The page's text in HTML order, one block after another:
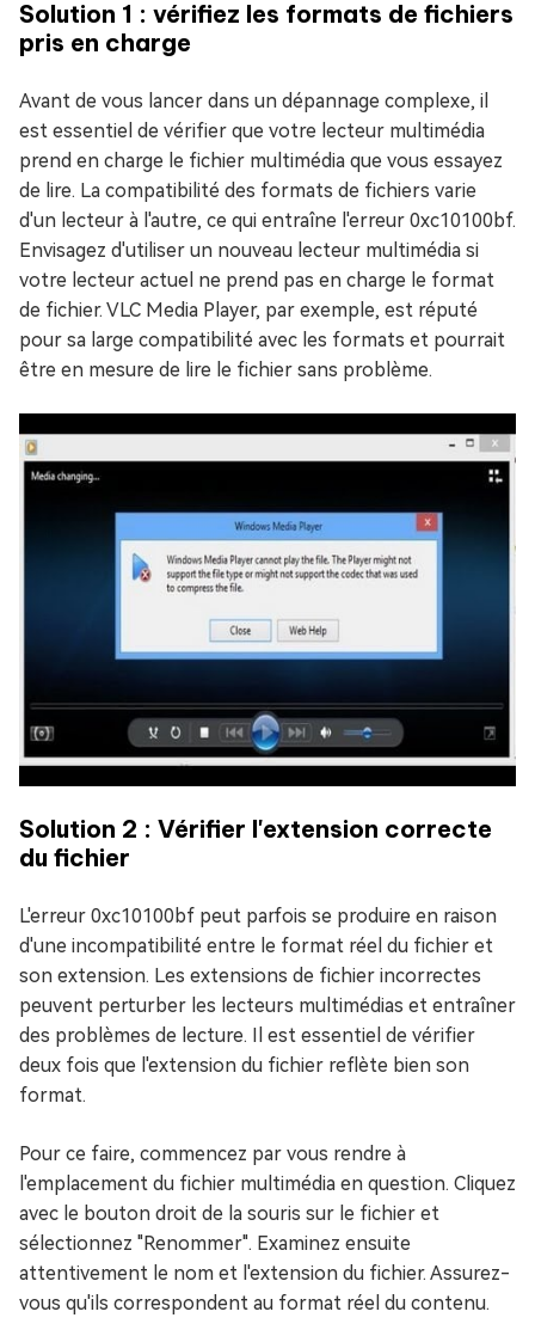
Solution 1 : vérifiez les formats de fichiers
pris en charge
Avant de vous lancer dans un dépannage complexe, il
est essentiel de vérifier que votre lecteur multimédia
prend en charge le fichier multimédia que vous essayez
de lire. La compatibilité des formats de fichiers varie
d'un lecteur à l'autre, ce qui entraîne l'erreur 0xc10100bf.
Envisagez d'utiliser un nouveau lecteur multimédia si
votre lecteur actuel ne prend pas en charge le format
de fichier. VLC Media Player, par exemple, est réputé
pour sa large compatibilité avec les formats et pourrait
être en mesure de lire le fichier sans problème.
Solution 2 : Vérifier l'extension correcte
du fichier
L'erreur 0xc10100bf peut parfois se produire en raison
d'une incompatibilité entre le format réel du fichier et
son extension. Les extensions de fichier incorrectes
peuvent perturber les lecteurs multimédias et entraîner
des problèmes de lecture. Il est essentiel de vérifier
deux fois que l'extension du fichier reflète bien son
format.
Pour ce faire, commencez par vous rendre à
l'emplacement du fichier multimédia en question. Cliquez
avec le bouton droit de la souris sur le fichier et
sélectionnez "Renommer". Examinez ensuite
attentivement le nom et l'extension du fichier. Assurez-
vous qu'ils correspondent au format réel du contenu.